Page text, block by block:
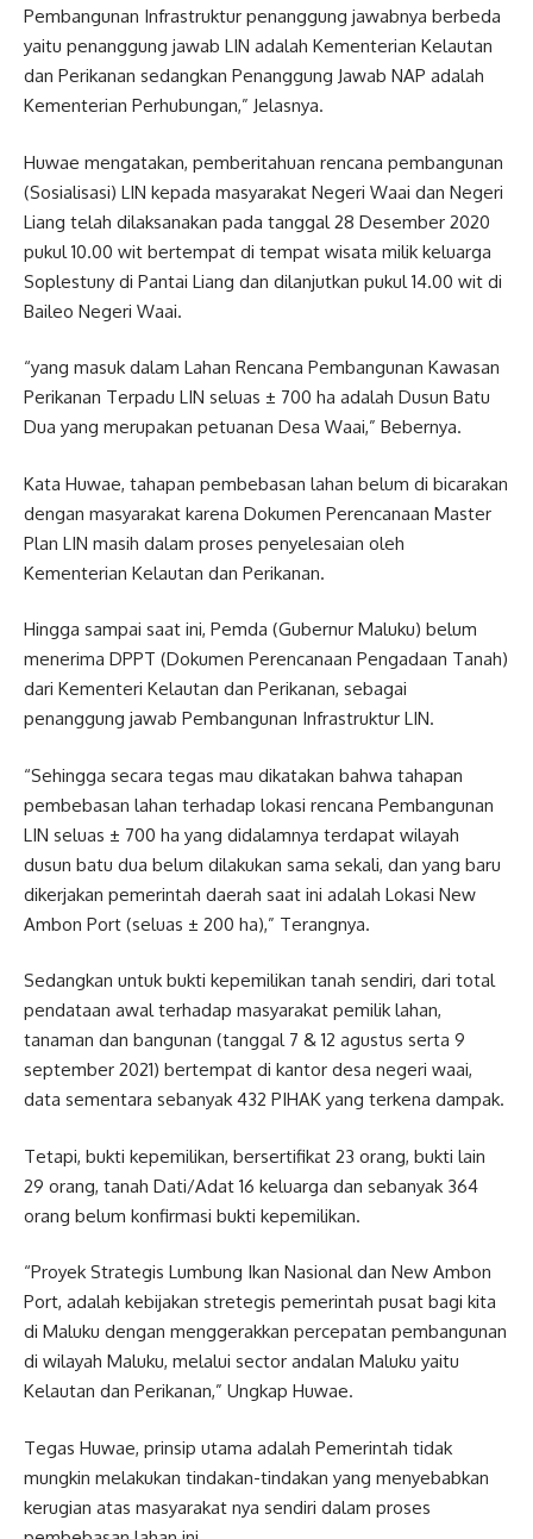
Pembangunan Infrastruktur penanggung jawabnya berbeda
yaitu penanggung jawab LIN adalah Kementerian Kelautan
dan Perikanan sedangkan Penanggung Jawab NAP adalah
Kementerian Perhubungan,” Jelasnya.
Huwae mengatakan, pemberitahuan rencana pembangunan
(Sosialisasi) LIN kepada masyarakat Negeri Waai dan Negeri
Liang telah dilaksanakan pada tanggal 28 Desember 2020
pukul 10.00 wit bertempat di tempat wisata milik keluarga
Soplestuny di Pantai Liang dan dilanjutkan pukul 14.00 wit di
Baileo Negeri Waai.
“yang masuk dalam Lahan Rencana Pembangunan Kawasan
Perikanan Terpadu LIN seluas ± 700 ha adalah Dusun Batu
Dua yang merupakan petuanan Desa Waai,” Bebernya.
Kata Huwae, tahapan pembebasan lahan belum di bicarakan
dengan masyarakat karena Dokumen Perencanaan Master
Plan LIN masih dalam proses penyelesaian oleh
Kementerian Kelautan dan Perikanan.
Hingga sampai saat ini, Pemda (Gubernur Maluku) belum
menerima DPPT (Dokumen Perencanaan Pengadaan Tanah)
dari Kementeri Kelautan dan Perikanan, sebagai
penanggung jawab Pembangunan Infrastruktur LIN.
“Sehingga secara tegas mau dikatakan bahwa tahapan
pembebasan lahan terhadap lokasi rencana Pembangunan
LIN seluas ± 700 ha yang didalamnya terdapat wilayah
dusun batu dua belum dilakukan sama sekali, dan yang baru
dikerjakan pemerintah daerah saat ini adalah Lokasi New
Ambon Port (seluas ± 200 ha),” Terangnya.
Sedangkan untuk bukti kepemilikan tanah sendiri, dari total
pendataan awal terhadap masyarakat pemilik lahan,
tanaman dan bangunan (tanggal 7 & 12 agustus serta 9
september 2021) bertempat di kantor desa negeri waai,
data sementara sebanyak 432 PIHAK yang terkena dampak.
Tetapi, bukti kepemilikan, bersertifikat 23 orang, bukti lain
29 orang, tanah Dati/Adat 16 keluarga dan sebanyak 364
orang belum konfirmasi bukti kepemilikan.
“Proyek Strategis Lumbung Ikan Nasional dan New Ambon
Port, adalah kebijakan stretegis pemerintah pusat bagi kita
di Maluku dengan menggerakkan percepatan pembangunan
di wilayah Maluku, melalui sector andalan Maluku yaitu
Kelautan dan Perikanan,” Ungkap Huwae.
Tegas Huwae, prinsip utama adalah Pemerintah tidak
mungkin melakukan tindakan-tindakan yang menyebabkan
kerugian atas masyarakat nya sendiri dalam proses